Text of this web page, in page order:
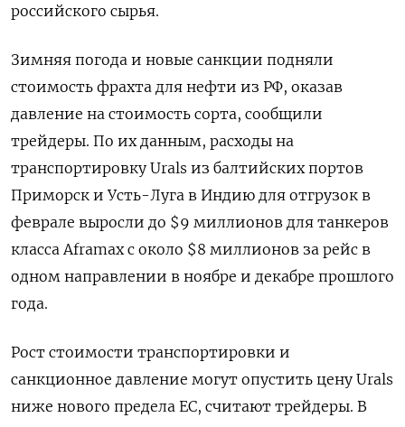
российского сырья.
Зимняя погода и новые санкции ‌подняли
стоимость фрахта для нефти из РФ, оказав
давление на стоимость сорта, ​сообщили
трейдеры. По их данным, расходы на
транспортировку Urals из балтийских портов
Приморск и ‌Усть-Луга в Индию для отгрузок в
феврале выросли до $9 миллионов для танкеров
класса Aframax с около $8 миллионов за рейс в
одном ​направлении в ноябре ​и декабре прошлого
года.
Рост ‌стоимости транспортировки и
санкционное давление могут опустить цену Urals
ниже нового предела ​ЕС, считают трейдеры. В